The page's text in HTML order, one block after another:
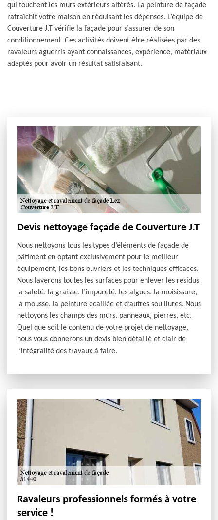
qui touchent les murs extérieurs altérés. La peinture de façade
rafraîchit votre maison en réduisant les dépenses. L’équipe de
Couverture J.T vérifie la façade pour s’assurer de son
conditionnement. Ces activités doivent être réalisées par des
ravaleurs aguerris ayant connaissances, expérience, matériaux
adaptés pour avoir un résultat satisfaisant.
Devis nettoyage façade de Couverture J.T
Nous nettoyons tous les types d’éléments de façade de
bâtiment en optant exclusivement pour le meilleur
équipement, les bons ouvriers et les techniques efficaces.
Nous laverons toutes les surfaces pour enlever les résidus,
la saleté, la graisse, l’impureté, les algues, la moisissure,
la mousse, la peinture écaillée et d’autres souillures. Nous
nettoyons les champs des murs, panneaux, pierres, etc.
Quel que soit le contenu de votre projet de nettoyage,
nous vous donnerons un devis bien détaillé et clair de
l’intégralité des travaux à faire.
Ravaleurs professionnels formés à votre
service !